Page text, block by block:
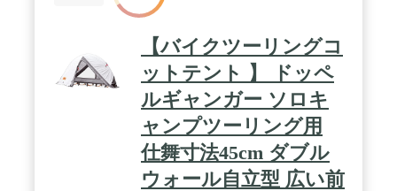
【バイクツーリングコ
ットテント 】 ドッペ
ルギャンガー ソロキ
ャンプツーリング用
仕舞寸法45cm ダブル
ウォール自立型 広い前